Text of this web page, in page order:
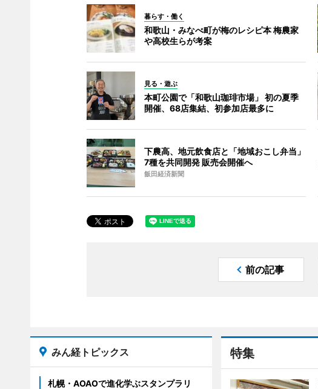
暮らす・働く
和歌山・みなべ町が梅のレシピ本 梅農家
や高校生らが考案
見る・遊ぶ
本町公園で「和歌山珈琲市場」 初の夏季
開催、68店集結、初参加店最多に
下農高、地元飲食店と「地域おこし弁当」
7種を共同開発 販売会開催へ
飯田経済新聞
前の記事
特集
みん経トピックス
札幌・AOAOで進化学ぶスタンプラリ